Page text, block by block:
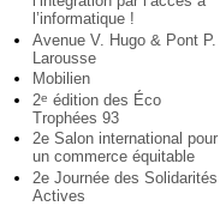
l’informatique !
Avenue V. Hugo & Pont P.
Larousse
Mobilien
2e édition des Éco
Trophées 93
2e Salon international pour
un commerce équitable
2e Journée des Solidarités
Actives